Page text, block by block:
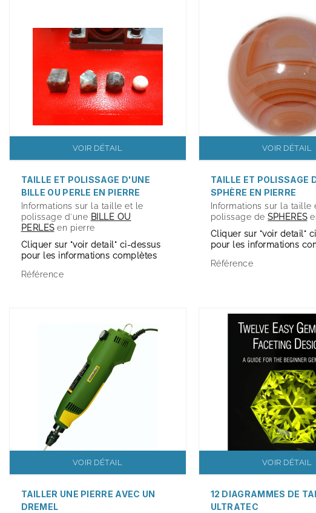
VOIR DÉTAIL
TAILLE ET POLISSAGE D'UNE
BILLE OU PERLE EN PIERRE
Informations sur la taille et le
polissage d'une BILLE OU
PERLESen pierre
Cliquer sur "voir detail" ci-dessus
pour les informations complètes
Référence
VOIR DÉTAIL
TAILLE ET POLISSAGE
SPHÈRE EN PIERRE
Informations sur la taille
polissage deSPHERES
Cliquer sur "voir detail"
pour les informations
Référence
VOIR DÉTAIL
TAILLER UNE PIERRE AVEC UN
DREMEL
VOIR DÉTAIL
12 DIAGRAMMES DE
ULTRATEC